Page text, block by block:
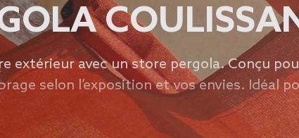
extérieur avec un store pergola. Conçu
selon l’exposition et vos envies. Idéal
plus minimaliste, découvrez aussi